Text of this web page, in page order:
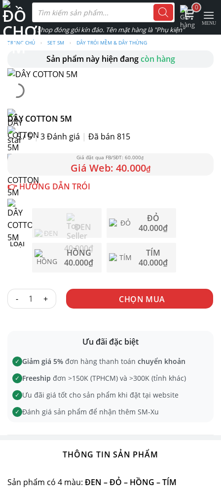
Skip
to
content
Tìm
kiếm
phẩm
TRANG CHỦ › SET SM › DÂY TRÓI MỀM & DÂY THỪNG
Sản phẩm này hiện đangcòn hàng
DÂY COTTON 5M
5 / 5|3Đánh giá | Đã bán 815
60.000₫
40.000₫
👉 HƯỚNG DẪN TRÓI
LOẠI
ĐEN
40.000₫
ĐỎ
40.000₫
HỒNG
40.000₫
TÍM
40.000₫
DÂY COTTON 5M số lượng CHỌN MUA
Ưu đãi đặc biệt
✓ Giảm giá 5% đơn hàng thanh toán chuyển khoản
✓ Freeship đơn >150K (TPHCM) và >300K (tỉnh khác)
✓ Ưu đãi giá tốt cho sản phẩm khi đặt tại website
✓ Đánh giá sản phẩm để nhận thêm SM-Xu
THÔNG TIN SẢN PHẨM
Sản phẩm có 4 màu: ĐEN – ĐỎ – HỒNG – TÍM
0